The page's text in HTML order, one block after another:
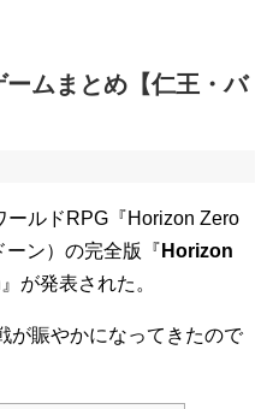
ムまとめ【仁王・バ
ールドRPG『Horizon Zero
ーン）の完全版『 Horizon
』が発表された。
が賑やかになってきたので